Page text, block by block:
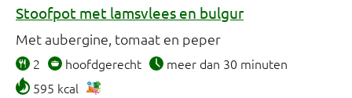
Stoofpot met lamsvlees en bulgur
Met aubergine, tomaat en peper
2 hoofdgerecht
meer dan 30 minuten
595 kcal